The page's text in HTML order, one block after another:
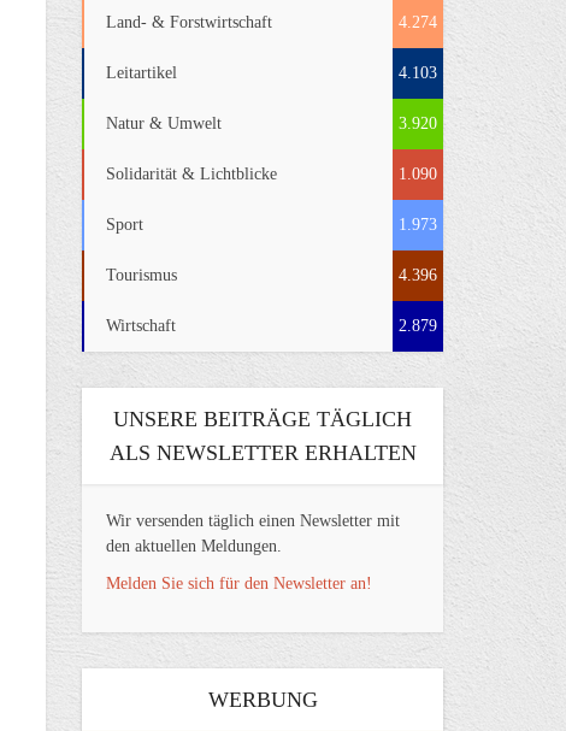
Land- & Forstwirtschaft 4.274
Leitartikel 4.103
Natur & Umwelt 3.920
Solidarität & Lichtblicke 1.090
Sport 1.973
Tourismus 4.396
Wirtschaft 2.879
UNSERE BEITRÄGE TÄGLICH
ALS NEWSLETTER ERHALTEN
Wir versenden täglich einen Newsletter mit
den aktuellen Meldungen.
Melden Sie sich für den Newsletter an!
WERBUNG